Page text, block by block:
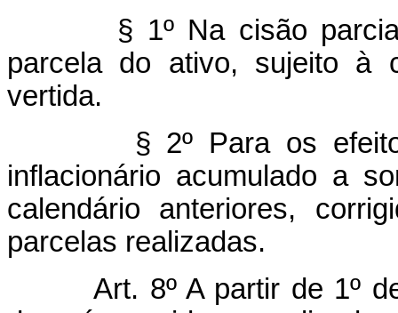
§ 1º Na cisão
parcela do ativo, sujeito à
vertida.
§ 2º Para os
inflacionário acumulado a
calendário anteriores,
parcelas realizadas.
Art. 8º A partir de 1º